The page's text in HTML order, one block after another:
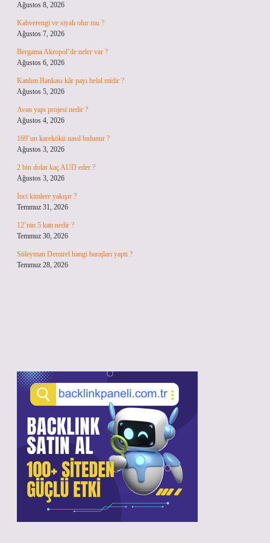
Ağustos 8, 2026
Kahverengi ve siyah olur mu ?
Ağustos 7, 2026
Bergama Akropol’de neler var ?
Ağustos 6, 2026
Katılım Bankası kâr payı helal midir ?
Ağustos 5, 2026
Avan yapı projesi nedir ?
Ağustos 4, 2026
169’un karekökü nasıl bulunur ?
Ağustos 3, 2026
2 bin dolar kaç AUD eder ?
Ağustos 3, 2026
İnci kimlere yakışır ?
Temmuz 31, 2026
12’nin 5 katı nedir ?
Temmuz 30, 2026
Süleyman Demirel hangi barajları yaptı ?
Temmuz 28, 2026